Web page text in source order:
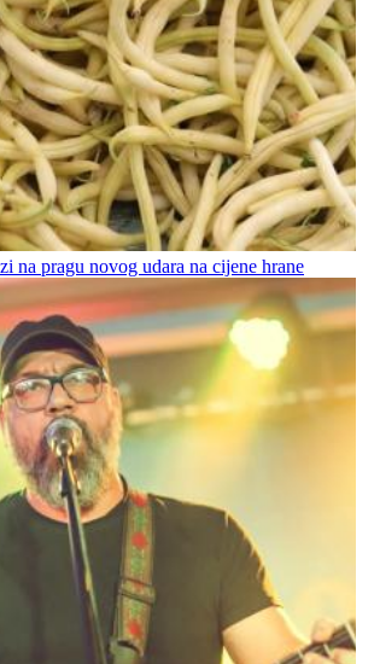
na pragu novog udara na cijene hrane